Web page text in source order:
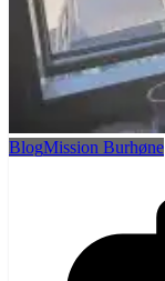
BlogMission Burhøne